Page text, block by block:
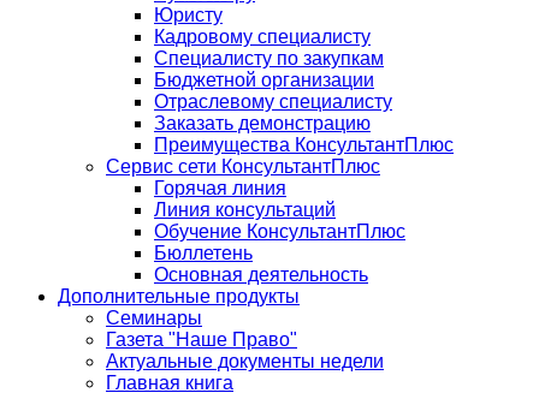
Юристу
Кадровому специалисту
Специалисту по закупкам
Бюджетной организации
Отраслевому специалисту
Заказать демонстрацию
Преимущества КонсультантПлюс
Сервис сети КонсультантПлюс
Горячая линия
Линия консультаций
Обучение КонсультантПлюс
Бюллетень
Основная деятельность
Дополнительные продукты
Семинары
Газета "Наше Право"
Актуальные документы недели
Главная книга